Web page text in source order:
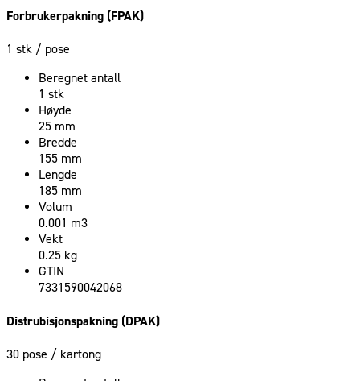
Forbrukerpakning (FPAK)
1 stk / pose
Beregnet antall
1 stk
Høyde
25 mm
Bredde
155 mm
Lengde
185 mm
Volum
0.001 m3
Vekt
0.25 kg
GTIN
7331590042068
Distrubisjonspakning (DPAK)
30 pose / kartong